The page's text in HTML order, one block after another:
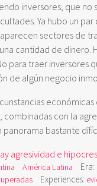
inversores, que
Ya hubo un
sectores de
cantidad de dinero.
para traer inversores
de algún negocio
combinadas con la
panorama bastante
agresividad e
América Latina Era:
Experiences: